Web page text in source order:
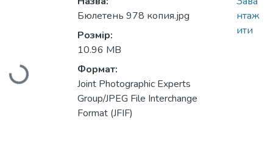
Вантажиться...
Бюлетень 978 копия.jpg
Розмір:
10.96 MB
Формат:
Joint Photographic Experts
Group/JPEG File Interchange
Format (JFIF)
нтаж
ити